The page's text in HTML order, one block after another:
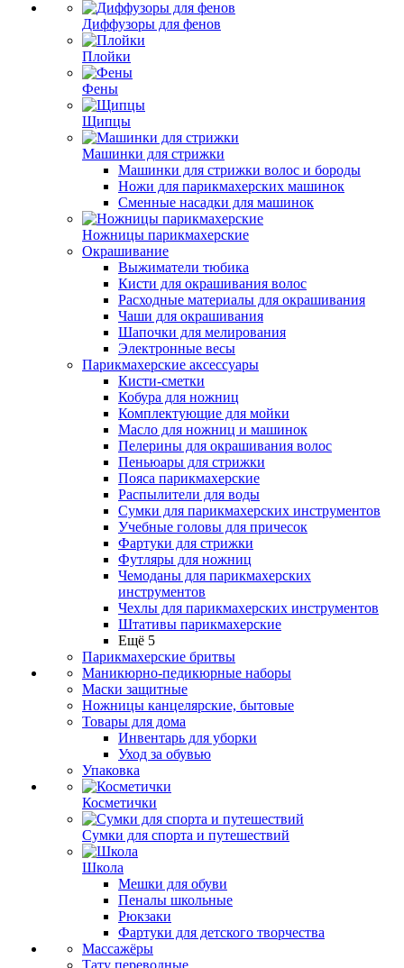
Диффузоры для фенов
Плойки
Фены
Щипцы
Машинки для стрижки
Машинки для стрижки волос и бороды
Ножи для парикмахерских машинок
Сменные насадки для машинок
Ножницы парикмахерские
Окрашивание
Выжиматели тюбика
Кисти для окрашивания волос
Расходные материалы для окрашивания
Чаши для окрашивания
Шапочки для мелирования
Электронные весы
Парикмахерские аксессуары
Кисти-сметки
Кобура для ножниц
Комплектующие для мойки
Масло для ножниц и машинок
Пелерины для окрашивания волос
Пеньюары для стрижки
Пояса парикмахерские
Распылители для воды
Сумки для парикмахерских инструментов
Учебные головы для причесок
Фартуки для стрижки
Футляры для ножниц
Чемоданы для парикмахерских
инструментов
Чехлы для парикмахерских инструментов
Штативы парикмахерские
Ещё 5
Парикмахерские бритвы
Маникюрно-педикюрные наборы
Маски защитные
Ножницы канцелярские, бытовые
Товары для дома
Инвентарь для уборки
Уход за обувью
Упаковка
Косметички
Сумки для спорта и путешествий
Школа
Мешки для обуви
Пеналы школьные
Рюкзаки
Фартуки для детского творчества
Массажёры
Тату переводные